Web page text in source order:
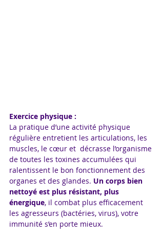
Exercice physique :
La pratique d’une activité physique
régulière entretient les articulations, les
muscles, le cœur et  décrasse l’organisme
de toutes les toxines accumulées qui
ralentissent le bon fonctionnement des
organes et des glandes. Un corps bien
nettoyé est plus résistant, plus
énergique, il combat plus efficacement
les agresseurs (bactéries, virus), votre
immunité s’en porte mieux.